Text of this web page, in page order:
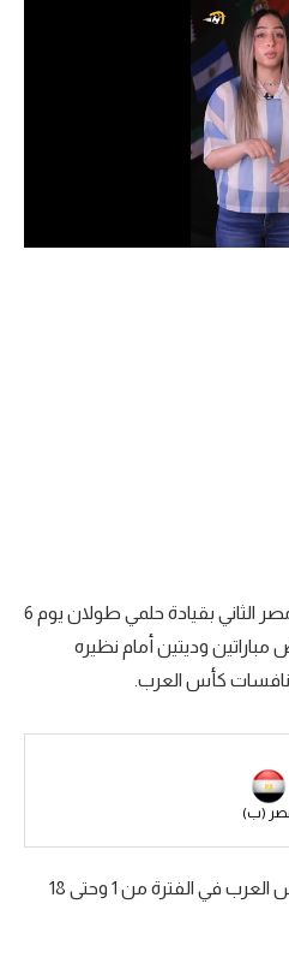
وكان من المقرر سفر منتخب مصر الثاني بقيادة حلمي طولان يوم 6
مباراتين وديتين أمام نظيره
كأس العرب.
(ب)
وتستضيف قطر منافسات كأس العرب في الفترة من 1 وحتى 18